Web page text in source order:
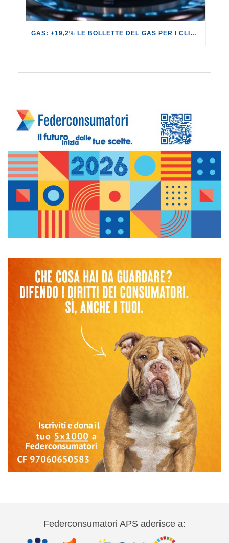
GAS: +19,2% LE BOLLETTE DEL GAS PER I CLIENTI IN SERVIZIO DI VULNERABILITÀ.
Federconsumatori APS aderisce a: